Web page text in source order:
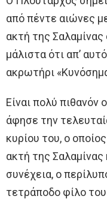
από πέντε αιώνες
ακτή της
μάλιστα ότι απ’
ακρωτήρι
Είναι πολύ πιθανόν
άφησε την
κυρίου του, ο
ακτή της
συνέχεια, ο
τετράποδο φίλο